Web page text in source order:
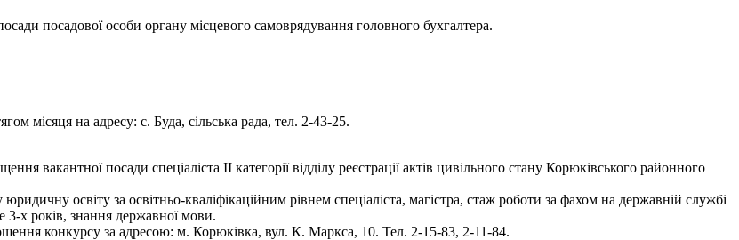
посадової особи органу місцевого самоврядування головного бухгалтера.
місяця на адресу: с. Буда, сільська рада, тел. 2-43-25.
вакантної посади спеціаліста ІІ категорії відділу реєстрації актів цивільного стану Корюківського районного
освіту за освітньо-кваліфікаційним рівнем спеціаліста, магістра, стаж роботи за фахом на державній службі
х років, знання державної мови.
конкурсу за адресою: м. Корюківка, вул. К. Маркса, 10. Тел. 2-15-83, 2-11-84.